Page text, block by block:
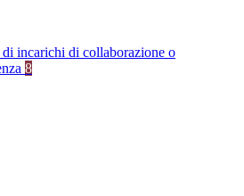
incarichi di collaborazione o
8